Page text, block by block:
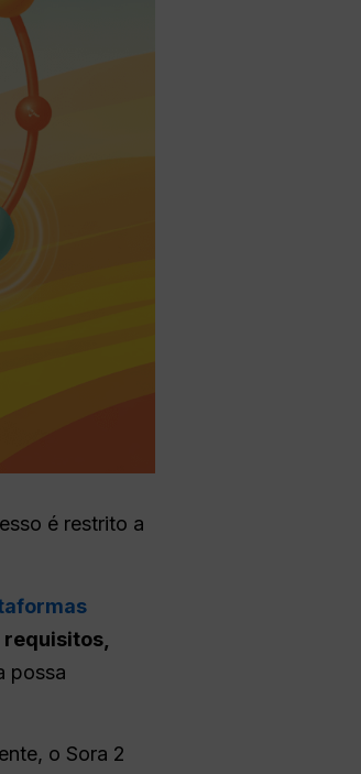
é restrito a
requisitos,
possa
o Sora 2